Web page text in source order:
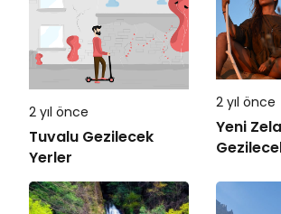
2 yıl önce
Tuvalu Gezilecek
Yerler
2 yıl önce
Yeni